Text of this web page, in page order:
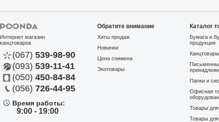
Интернет магазин
канцтоваров
(067) 539-98-90
(093) 539-11-41
(050) 450-84-84
(056) 726-44-95
Время работы:
9:00 - 19:00
Обратите внимание
Хиты продаж
Новинки
Цена снижена
Экотовары
Каталог
Бумага и
продукция
Папки и
Офисная
Товары
Товары